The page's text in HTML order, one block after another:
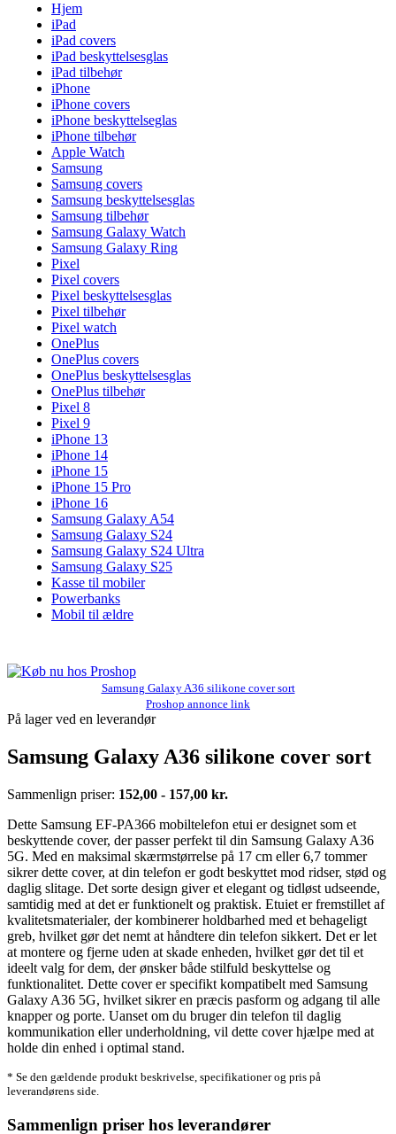
Hjem
iPad
iPad covers
iPad beskyttelsesglas
iPad tilbehør
iPhone
iPhone covers
iPhone beskyttelseglas
iPhone tilbehør
Apple Watch
Samsung
Samsung covers
Samsung beskyttelsesglas
Samsung tilbehør
Samsung Galaxy Watch
Samsung Galaxy Ring
Pixel
Pixel covers
Pixel beskyttelsesglas
Pixel tilbehør
Pixel watch
OnePlus
OnePlus covers
OnePlus beskyttelsesglas
OnePlus tilbehør
Pixel 8
Pixel 9
iPhone 13
iPhone 14
iPhone 15
iPhone 15 Pro
iPhone 16
Samsung Galaxy A54
Samsung Galaxy S24
Samsung Galaxy S24 Ultra
Samsung Galaxy S25
Kasse til mobiler
Powerbanks
Mobil til ældre
Samsung Galaxy A36 silikone cover sort
Proshop annonce link
På lager ved en leverandør
Samsung Galaxy A36 silikone cover sort
Sammenlign priser: 152,00 - 157,00 kr.
Dette Samsung EF-PA366 mobiltelefon etui er designet som et
beskyttende cover, der passer perfekt til din Samsung Galaxy A36
5G. Med en maksimal skærmstørrelse på 17 cm eller 6,7 tommer
sikrer dette cover, at din telefon er godt beskyttet mod ridser, stød og
daglig slitage. Det sorte design giver et elegant og tidløst udseende,
samtidig med at det er funktionelt og praktisk. Etuiet er fremstillet af
kvalitetsmaterialer, der kombinerer holdbarhed med et behageligt
greb, hvilket gør det nemt at håndtere din telefon sikkert. Det er let
at montere og fjerne uden at skade enheden, hvilket gør det til et
ideelt valg for dem, der ønsker både stilfuld beskyttelse og
funktionalitet. Dette cover er specifikt kompatibelt med Samsung
Galaxy A36 5G, hvilket sikrer en præcis pasform og adgang til alle
knapper og porte. Uanset om du bruger din telefon til daglig
kommunikation eller underholdning, vil dette cover hjælpe med at
holde din enhed i optimal stand.
* Se den gældende produkt beskrivelse, specifikationer og pris på
leverandørens side.
Sammenlign priser hos leverandører